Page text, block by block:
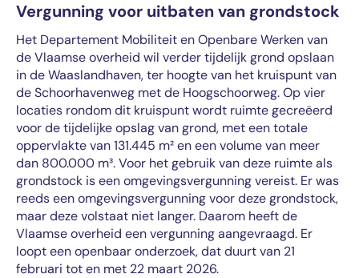
Vergunning voor uitbaten van grondstock
Het Departement Mobiliteit en Openbare Werken van
de Vlaamse overheid wil verder tijdelijk grond opslaan
in de Waaslandhaven, ter hoogte van het kruispunt van
de Schoorhavenweg met de Hoogschoorweg. Op vier
locaties rondom dit kruispunt wordt ruimte gecreëerd
voor de tijdelijke opslag van grond, met een totale
oppervlakte van 131.445 m² en een volume van meer
dan 800.000 m³. Voor het gebruik van deze ruimte als
grondstock is een omgevingsvergunning vereist. Er was
reeds een omgevingsvergunning voor deze grondstock,
maar deze volstaat niet langer. Daarom heeft de
Vlaamse overheid een vergunning aangevraagd. Er
loopt een openbaar onderzoek, dat duurt van 21
februari tot en met 22 maart 2026.